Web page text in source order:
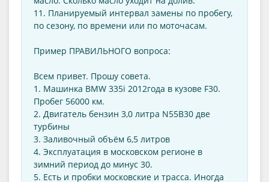
11. Планируемый интервал замены по пробегу,
по сезону, по времени или по моточасам.
Пример ПРАВИЛЬНОГО вопроса:
Всем привет. Прошу совета.
1. Машинка BMW 335i 2012года в кузове F30.
Пробег 56000 км.
2. Двигатель бензин 3,0 литра N55B30 две
турбины
3. Заливочный объём 6,5 литров
4. Эксплуатация в московском регионе в
зимний период до минус 30.
5. Есть и пробки московские и трасса. Иногда